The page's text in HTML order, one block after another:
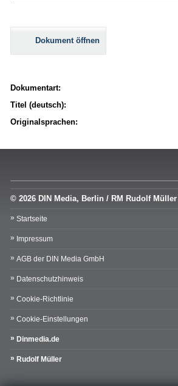
Dokument öffnen
Dokumentart:
Titel (deutsch):
Originalsprachen:
© 2026 DIN Media, Berlin / RM Rudolf
Startseite
Impressum
AGB der DIN Media GmbH
Datenschutzhinweis
Cookie-Richtlinie
Cookie-Einstellungen
Dinmedia.de
Rudolf Müller